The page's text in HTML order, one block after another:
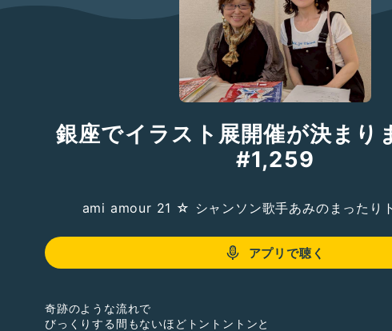
銀座でイラスト展開催が決ま
#1,259
ami amour 21 ☆ シャンソン歌手あみのまったり
アプリで聴く
奇跡のような流れで
びっくりする間もないほどトントントンと